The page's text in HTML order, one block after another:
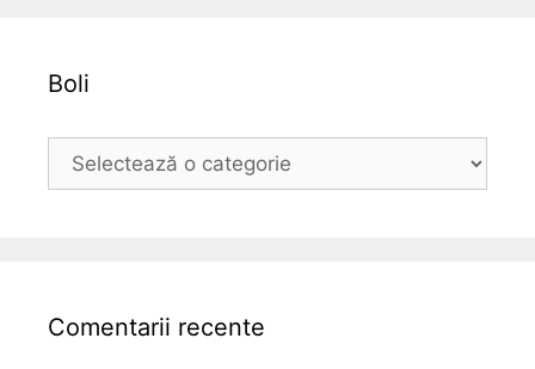
Boli
Comentarii recente